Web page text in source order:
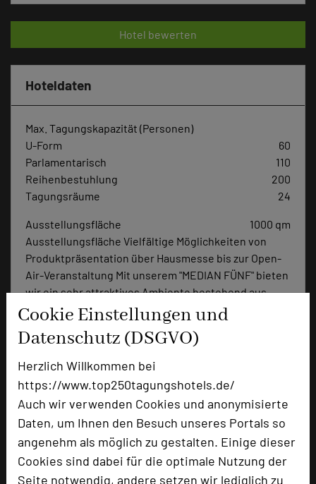
Cookie Einstellungen und
Datenschutz (DSGVO)
Herzlich Willkommen bei
https://www.top250tagungshotels.de/
Auch wir verwenden Cookies und anonymisierte
Daten, um Ihnen den Besuch unseres Portals so
angenehm als möglich zu gestalten. Einige dieser
Cookies sind dabei für die optimale Nutzung der
Seite notwendig, andere setzen wir lediglich zu
Hotel bewerten
Hoteldaten
Max. Tagungskapazität (Personen)
U-Form
60
Parlamentarisch
110
Reihenbestuhlung
200
Tagungsräume
24
Ausstellungsfläche
1000 qm
Ausstellungsfläche Vielfältige Möglichkeiten von
Produktpräsentation über Hausmesse bis zur Open-
Air-Veranstaltung Mit unserem "MEDIAN FÜNF" bieten
wir ein sehr attraktives Ambiente bestehend aus
einem mit KFZ-befahrbaren Tagungsraum mit 193m²,
einem Wintergarten kombiniert mit einer Aussen-
Eventfläche für Ausstellungen, Präsentationen,
Feierlichkeiten etc. Eine direkte Zufahrt für die
Bild sagt mehr als 1000 Worte: Besuchen Sie uns auf
www-median-hotel.de und verschaffen Sie sich in
einem 360° virtuellem Rundgang einen ersten
Eindruck.